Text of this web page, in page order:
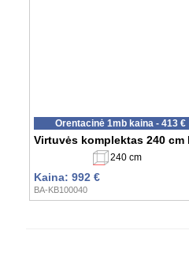
Orentacinė 1mb kaina - 413 €
Virtuvės komplektas 240 cm
240 cm
Kaina: 992 €
BA-KB100040